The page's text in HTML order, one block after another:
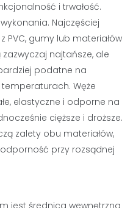
i trwałość.
Najczęściej
PVC, gumy lub materiałów
najtańsze, ale
podatne na
Węże
elastyczne i odporne na
cięższe i droższe.
zalety obu materiałów,
przy rozsądnej
jest średnica wewnętrzna